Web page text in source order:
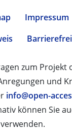
Impressum
zum Projekt
und
info@open-
können Sie